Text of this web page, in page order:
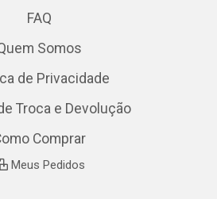
FAQ
Somos
de Privacidade
Troca e Devolução
Comprar
Meus Pedidos